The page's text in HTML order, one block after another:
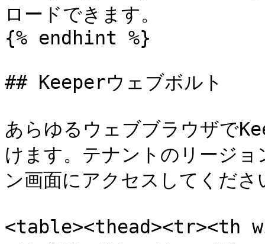
ロードできます。
{% endhint %}
## Keeperウェブボルト
あらゆるウェブブラウザで
けます。テナントのリージ
ン画面にアクセスしてくださ
<table><thead><tr><th